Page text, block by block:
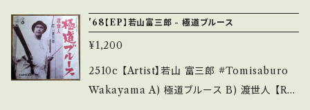
s/14252144 お知らせ等は、About 画面にてご
ズ等も無く、痛みも薄い B・多少痛み・キズなど
見られる C・痛み多・キズ多く痛み多 *その他、+
て頂ける方のご購入をお願い致します。 Please
utu.be/YQCV3wwXUXA?si=VLA51zrz-2z
-U78D 【Condition】 Jacket/Record：B/B
(国内盤) *ジャケ微しみ _____________
____________ 【About the state/状態
'68【EP】若山富三郎 - 極道ブルース
¥1,200
2510c 【Artist】若山 富三郎 #Tomisaburo
Wakayama A) 極道ブルース B) 渡世人 【Rel